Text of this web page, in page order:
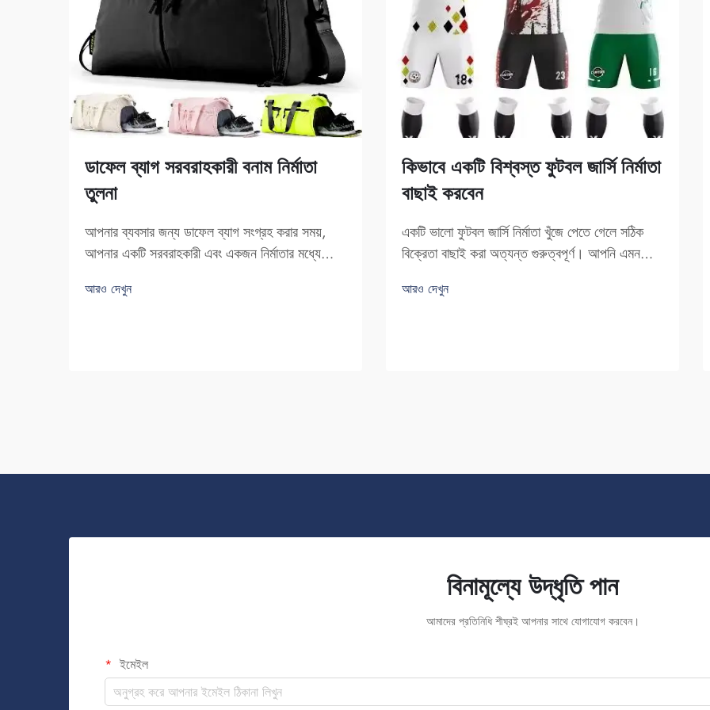
ডাফেল ব্যাগ সরবরাহকারী বনাম নির্মাতা
তুলনা
আপনার ব্যবসার জন্য ডাফেল ব্যাগ সংগ্রহ করার সময়,
আপনার একটি সরবরাহকারী এবং একজন নির্মাতার মধ্যে
পণ্য বিক্রয় করে, অন্যদিকে নির্মাতারা সেগুলো তৈরি করেন।
আরও দেখুন
কিভাবে একটি বিশ্বস্ত ফুটবল জার্সি নির্মাতা
বাছাই করবেন
একটি ভালো ফুটবল জার্সি নির্মাতা খুঁজে পেতে গেলে সঠিক
বিক্রেতা বাছাই করা অত্যন্ত গুরুত্বপূর্ণ। আপনি এমন
মানের জার্সি তৈরি করবে। ফুজৌ সাইপুলাং ট্রেডিং একটি
আরও দেখুন
বিনামূল্যে উদ্ধৃতি পান
আমাদের প্রতিনিধি শীঘ্রই আপনার সাথে যোগাযোগ করবেন।
ইমেইল